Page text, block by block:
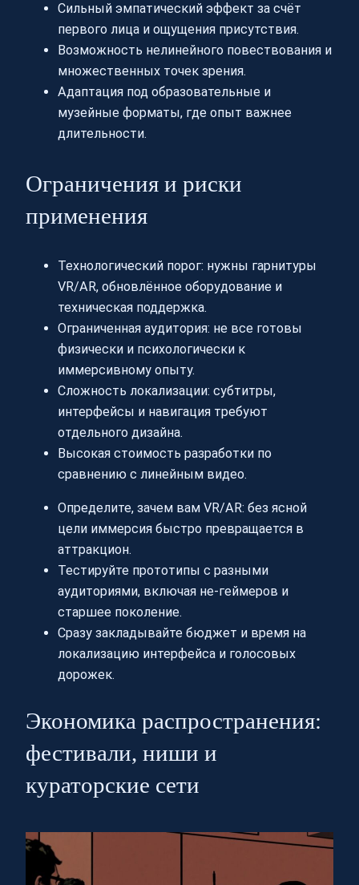
Сильный эмпатический эффект за счёт
первого лица и ощущения присутствия.
Возможность нелинейного повествования и
множественных точек зрения.
Адаптация под образовательные и
музейные форматы, где опыт важнее
длительности.
Ограничения и риски
применения
Технологический порог: нужны гарнитуры
VR/AR, обновлённое оборудование и
техническая поддержка.
Ограниченная аудитория: не все готовы
физически и психологически к
иммерсивному опыту.
Сложность локализации: субтитры,
интерфейсы и навигация требуют
отдельного дизайна.
Высокая стоимость разработки по
сравнению с линейным видео.
Определите, зачем вам VR/AR: без ясной
цели иммерсия быстро превращается в
аттракцион.
Тестируйте прототипы с разными
аудиториями, включая не-геймеров и
старшее поколение.
Сразу закладывайте бюджет и время на
локализацию интерфейса и голосовых
дорожек.
Экономика распространения:
фестивали, ниши и
кураторские сети